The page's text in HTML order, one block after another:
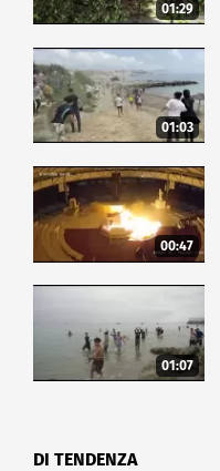
01:29
01:03
00:47
01:07
DI TENDENZA